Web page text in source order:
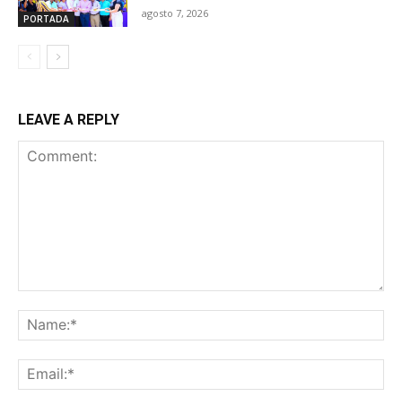
PORTADA agosto 7, 2026
LEAVE A REPLY